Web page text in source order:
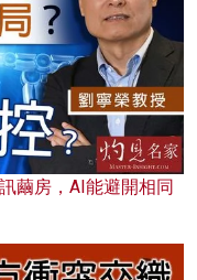
繭房，AI能避開相同